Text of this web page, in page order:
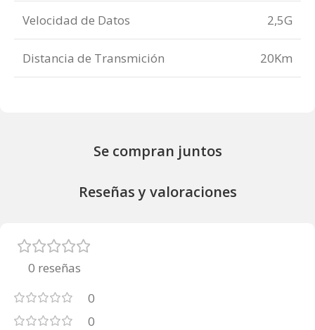
Velocidad de Datos 2,5G
Distancia de Transmición 20Km
Se compran juntos
Reseñas y valoraciones
0 reseñas
0
0